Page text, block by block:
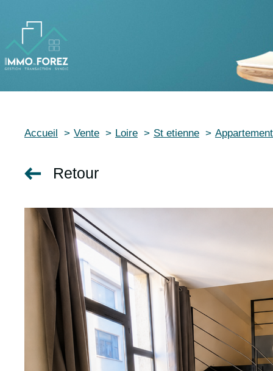
Accueil Vente Loire St etienne Appartement
Retour